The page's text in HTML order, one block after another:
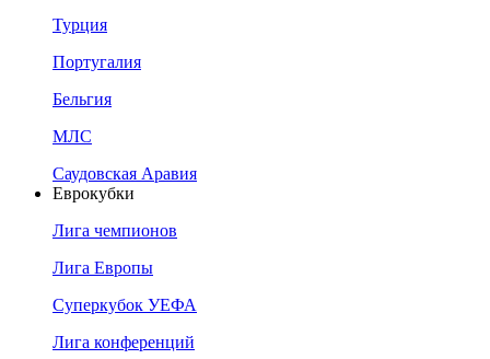
Турция
Португалия
Бельгия
МЛС
Саудовская Аравия
Еврокубки
Лига чемпионов
Лига Европы
Суперкубок УЕФА
Лига конференций